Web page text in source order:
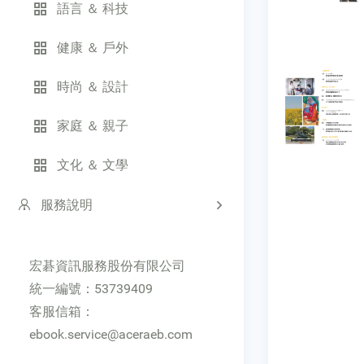
語言 ＆ 科技
健康 ＆ 戶外
時尚 ＆ 設計
家庭 ＆ 親子
文化 ＆ 文學
服務說明
宏碁資訊服務股份有限公司
統一編號：53739409
客服信箱：
ebook.service@aceraeb.com